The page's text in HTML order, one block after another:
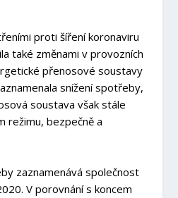
proti šíření koronaviru
také změnami v provozních
přenosové soustavy
snížení spotřeby,
soustava však stále
režimu, bezpečně a
zaznamenává společnost
V porovnání s koncem